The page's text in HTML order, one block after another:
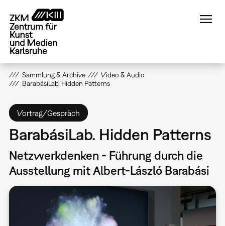
zum
Inhalt
Sammlung & Archive
Video & Audio
BarabásiLab. Hidden Patterns
Vortrag/Gespräch
BarabásiLab. Hidden Patterns
Netzwerkdenken - Führung durch die
Ausstellung mit Albert-László Barabási